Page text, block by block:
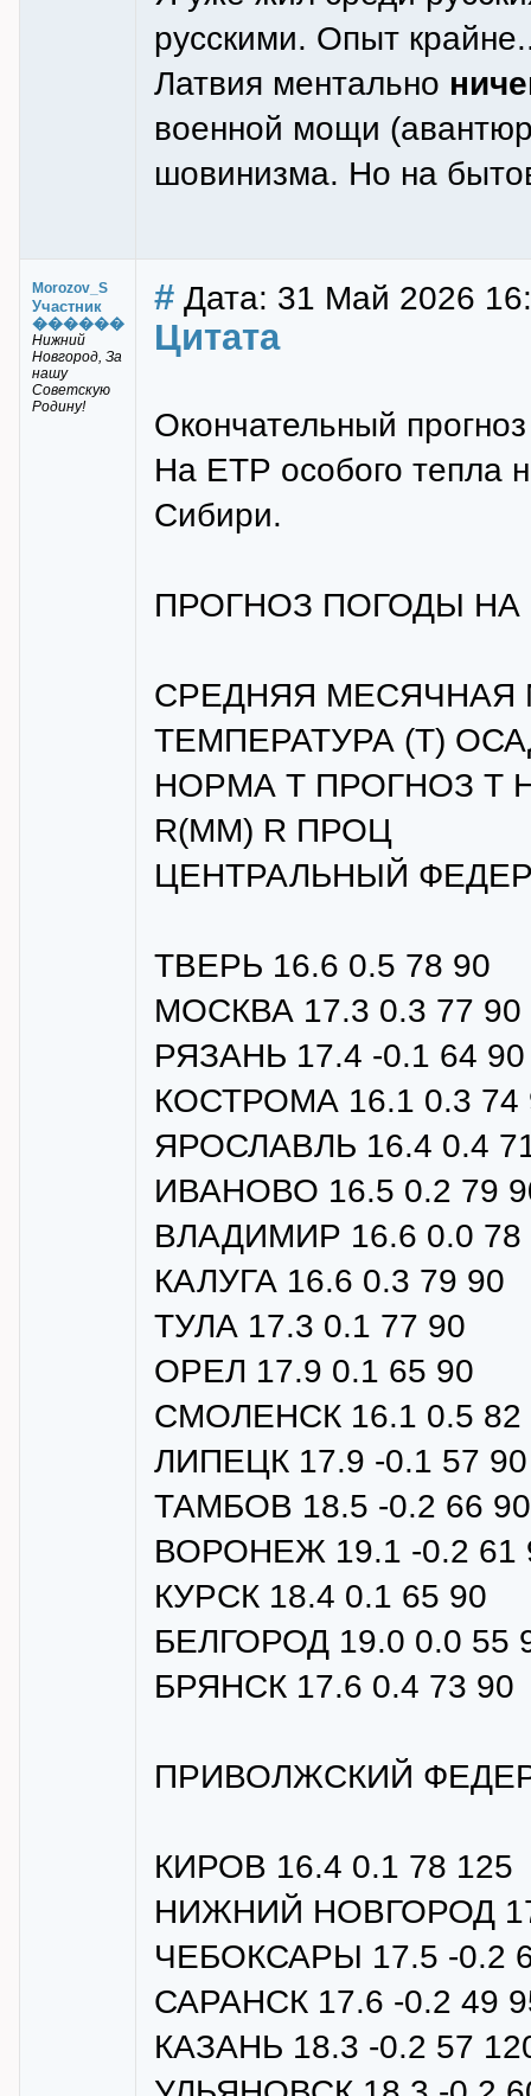
русскими. Опыт
Латвия ментально
военной мощи
шовинизма. Но на
Morozov_S
Участник
������
Нижний
Новгород, За
нашу
Советскую
Родину!
# Дата: 31 Май 2026
Цитата
Окончательный
На ЕТР особого тепла
Сибири.
ПРОГНОЗ ПОГОДЫ НА
СРЕДНЯЯ МЕСЯЧНАЯ
ТЕМПЕРАТУРА (Т)
НОРМА Т ПРОГНОЗ Т
R(MM) R ПРОЦ
ЦЕНТРАЛЬНЫЙ
ТВЕРЬ 16.6 0.5 78 90
МОСКВА 17.3 0.3 77 90
РЯЗАНЬ 17.4 -0.1 64 90
КОСТРОМА 16.1 0.3 74
ЯРОСЛАВЛЬ 16.4 0.4
ИВАНОВО 16.5 0.2 79
ВЛАДИМИР 16.6 0.0 78
КАЛУГА 16.6 0.3 79 90
ТУЛА 17.3 0.1 77 90
ОРЕЛ 17.9 0.1 65 90
СМОЛЕНСК 16.1 0.5 82
ЛИПЕЦК 17.9 -0.1 57 90
ТАМБОВ 18.5 -0.2 66 90
ВОРОНЕЖ 19.1 -0.2 61
КУРСК 18.4 0.1 65 90
БЕЛГОРОД 19.0 0.0 55
БРЯНСК 17.6 0.4 73 90
ПРИВОЛЖСКИЙ
КИРОВ 16.4 0.1 78 125
НИЖНИЙ НОВГОРОД
ЧЕБОКСАРЫ 17.5 -0.2
САРАНСК 17.6 -0.2 49
КАЗАНЬ 18.3 -0.2 57